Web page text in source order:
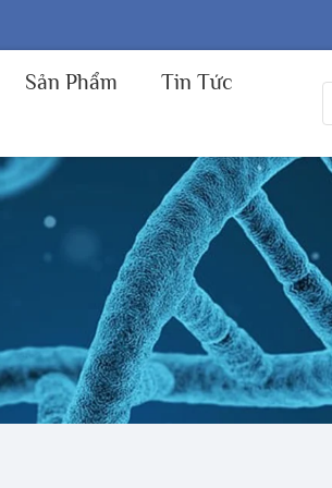
Sản Phẩm Tin Tức